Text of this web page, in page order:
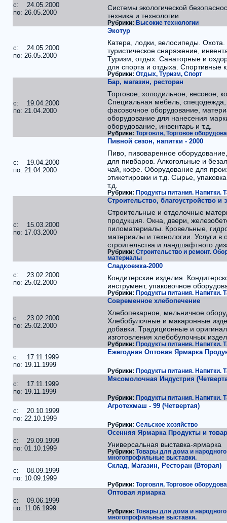
c: 24.05.2000
по: 26.05.2000
Системы экологической
техника и технологии.
Рубрики: Высокие технологии
c: 24.05.2000
по: 26.05.2000
Экотур
Катера, лодки, велосипеды.
туристическое снаряжение,
Туризм, отдых. Санаторные и
для спорта и отдыха. Спортивные
Рубрики: Отдых, Туризм, Спорт
c: 19.04.2000
по: 21.04.2000
Бар, магазин, ресторан
Торговое, холодильное, весовое,
Специальная мебель, спецодежда,
фасовочное оборудование,
оборудование для нанесения
оборудование, инвентарь и т.д.
Рубрики: Торговля, Торговое
c: 19.04.2000
по: 21.04.2000
Пивной сезон, напитки - 2000
Пиво, пивоваренное
для пивбаров. Алкогольные и
чай, кофе. Оборудование для
этикетировки и т.д. Сырье,
т.д.
Рубрики: Продукты питания. Напитки.
c: 15.03.2000
по: 17.03.2000
Строительство, благоустройство и
Строительные и отделочные
продукция. Окна, двери,
пиломатериалы. Кровельные,
материалы и технологии. Услуги в
строительства и ландшафтного
Рубрики: Строительство и ремонт.
материалы
c: 23.02.2000
по: 25.02.2000
Сладкоежка-2000
Кондитерские изделия.
инструмент, упаковочное
Рубрики: Продукты питания. Напитки.
c: 23.02.2000
по: 25.02.2000
Современное хлебопечение
Хлебопекарное, мельничное
Хлебобулочные и макаронные
добавки. Традиционные и
изготовления хлебобулочных
Рубрики: Продукты питания. Напитки.
c: 17.11.1999
по: 19.11.1999
Ежегодная Оптовая Ярмарка
Рубрики: Продукты питания. Напитки.
c: 17.11.1999
по: 19.11.1999
Мясомолочная Индустрия
Рубрики: Продукты питания. Напитки.
c: 20.10.1999
по: 22.10.1999
Агротехмаш - 99 (Четвертая)
Рубрики: Сельское хозяйство
c: 29.09.1999
по: 01.10.1999
Осенняя Ярмарка Продукты и
Универсальная выставка-ярмарка
Рубрики: Товары для дома и
многопрофильные выставки.
c: 08.09.1999
по: 10.09.1999
Склад, Магазин, Ресторан (Вторая)
Рубрики: Торговля, Торговое
c: 09.06.1999
по: 11.06.1999
Оптовая ярмарка
Рубрики: Товары для дома и
многопрофильные выставки.